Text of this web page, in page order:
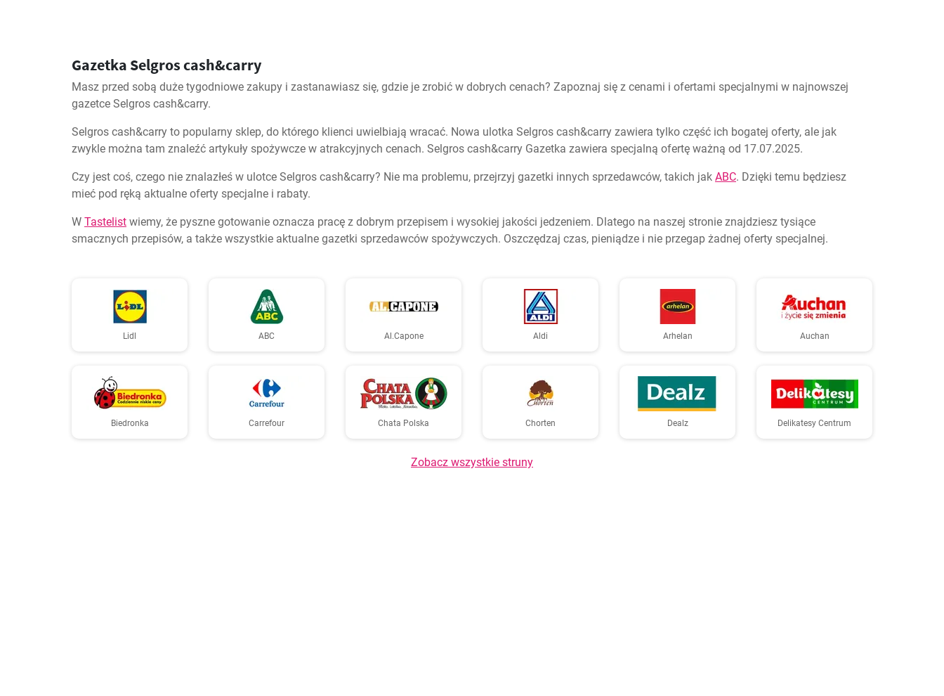
Gazetka Selgros cash&carry
Masz przed sobą duże tygodniowe zakupy i zastanawiasz się, gdzie je zrobić w dobrych cenach? Zapoznaj się z cenami i ofertami specjalnymi w najnowszej
gazetce Selgros cash&carry.
Selgros cash&carry to popularny sklep, do którego klienci uwielbiają wracać. Nowa ulotka Selgros cash&carry zawiera tylko część ich bogatej oferty, ale jak
zwykle można tam znaleźć artykuły spożywcze w atrakcyjnych cenach. Selgros cash&carry Gazetka zawiera specjalną ofertę ważną od 17.07.2025.
Czy jest coś, czego nie znalazłeś w ulotce Selgros cash&carry? Nie ma problemu, przejrzyj gazetki innych sprzedawców, takich jak ABC. Dzięki temu będziesz
mieć pod ręką aktualne oferty specjalne i rabaty.
W Tastelist wiemy, że pyszne gotowanie oznacza pracę z dobrym przepisem i wysokiej jakości jedzeniem. Dlatego na naszej stronie znajdziesz tysiące
smacznych przepisów, a także wszystkie aktualne gazetki sprzedawców spożywczych. Oszczędzaj czas, pieniądze i nie przegap żadnej oferty specjalnej.
Lidl ABC Al.Capone Aldi Arhelan Auchan
Biedronka Carrefour Chata Polska Chorten Dealz Delikatesy Centrum
Zobacz wszystkie struny